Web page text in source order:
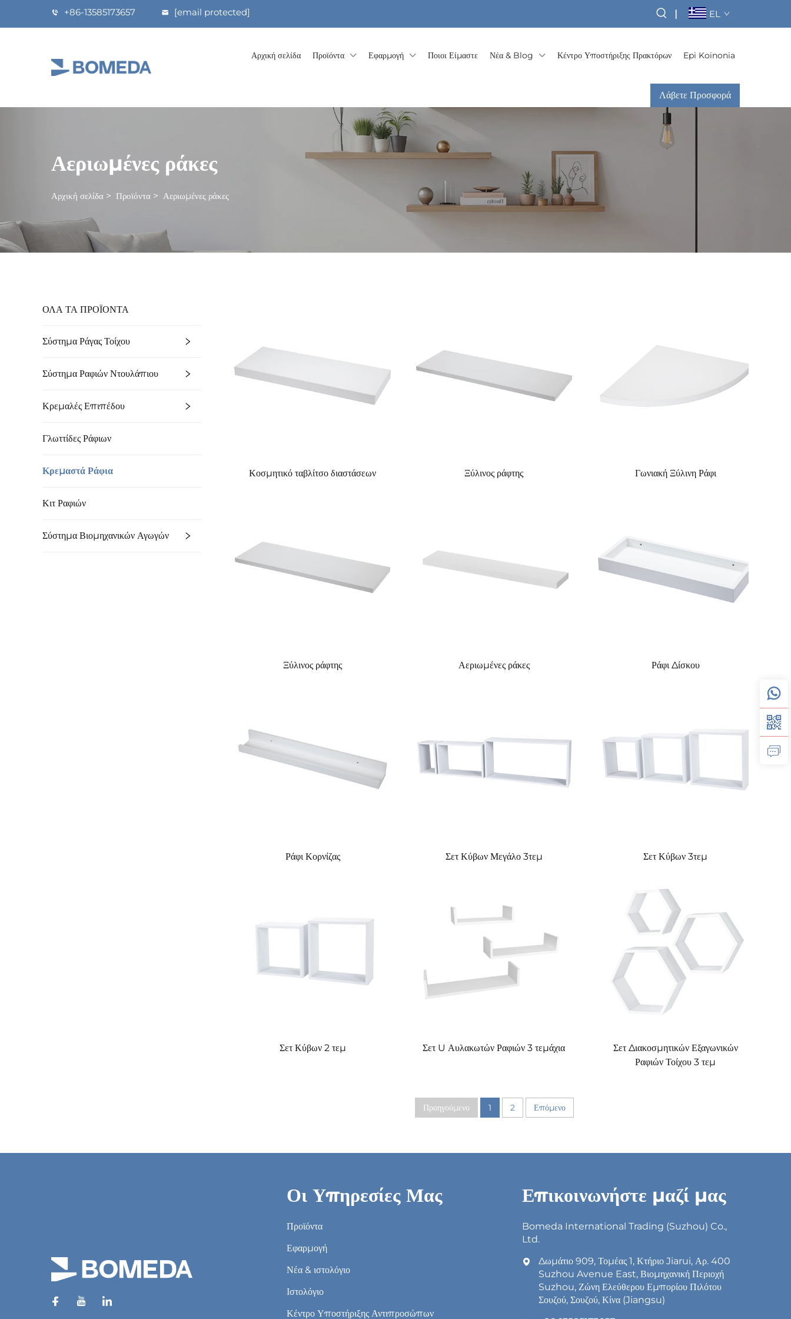
+86-13585173657 [email protected] | EL
Αρχική σελίδα Προϊόντα Εφαρμογή Ποιοι Είμαστε Νέα & Blog Κέντρο Υποστήριξης Πρακτόρων Epi Koinonia
Λάβετε Προσφορά
Αεριωμένες ράκες
Αρχική σελίδα > Προϊόντα > Αεριωμένες ράκες
ΟΛΑ ΤΑ ΠΡΟΪΟΝΤΑ
Σύστημα Ράγας Τοίχου
Σύστημα Ραφιών Ντουλάπιου
Κρεμαλές Επιπέδου
Γλωττίδες Ράφιων
Κρεμαστά Ράφια
Κιτ Ραφιών
Σύστημα Βιομηχανικών Αγωγών
Κοσμητικό ταβλίτσο διαστάσεων Ξύλινος ράφτης Γωνιακή Ξύλινη Ράφι
Ξύλινος ράφτης Αεριωμένες ράκες Ράφι Δίσκου
Ράφι Κορνίζας Σετ Κύβων Μεγάλο 3τεμ Σετ Κύβων 3τεμ
Σετ Κύβων 2 τεμ Σετ U Αυλακωτών Ραφιών 3 τεμάχια
Σετ Διακοσμητικών Εξαγωνικών
Ραφιών Τοίχου 3 τεμ
Προηγούμενο 1 2 Επόμενο
Οι Υπηρεσίες Μας
Προϊόντα
Εφαρμογή
Νέα & ιστολόγιο
Ιστολόγιο
Κέντρο Υποστήριξης Αντιπροσώπων
Επικοινωνήστε μαζί μας
Bomeda International Trading (Suzhou) Co.,
Ltd.
Δωμάτιο 909, Τομέας 1, Κτήριο Jiarui, Αρ. 400
Suzhou Avenue East, Βιομηχανική Περιοχή
Suzhou, Ζώνη Ελεύθερου Εμπορίου Πιλότου
Σουζού, Σουζού, Κίνα (Jiangsu)